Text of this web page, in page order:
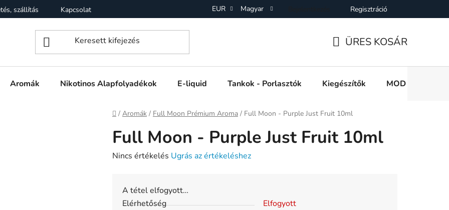
szállítás Kapcsolat Üzleti feltételek (ÁSZF) Adatkezelési Tájékoztató Elállás a Vásárlástol
EUR Magyar Regisztráció
ÜRES KOSÁR
Aromák Nikotinos Alapfolyadékok E-liquid Tankok - Porlasztók Kiegészítők MOD e cigi
Kezdőlap
/ Aromák / Full Moon Prémium Aroma / Full Moon - Purple Just Fruit 10ml
Full Moon - Purple Just Fruit 10ml
A
értékelése
Nincs értékelés Ugrás az értékeléshez
A tétel elfogyott…
Elérhetőség
Elfogyott